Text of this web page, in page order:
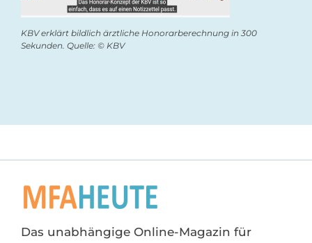
KBV erklärt bildlich ärztliche Honorarberechnung in 300
Sekunden. Quelle: © KBV
Das unabhängige Online-Magazin für